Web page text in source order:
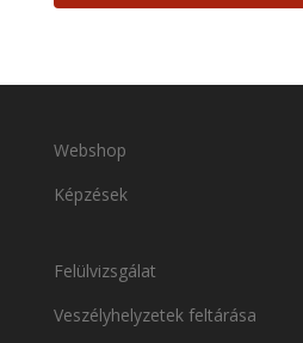
Webshop
Képzések
Felülvizsgálat
Veszélyhelyzetek feltárása